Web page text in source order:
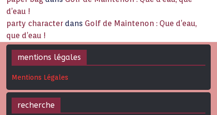
d’eau !
party character dans Golf de Maintenon : Que d’eau,
que d’eau !
mentions légales
Mentions Légales
recherche